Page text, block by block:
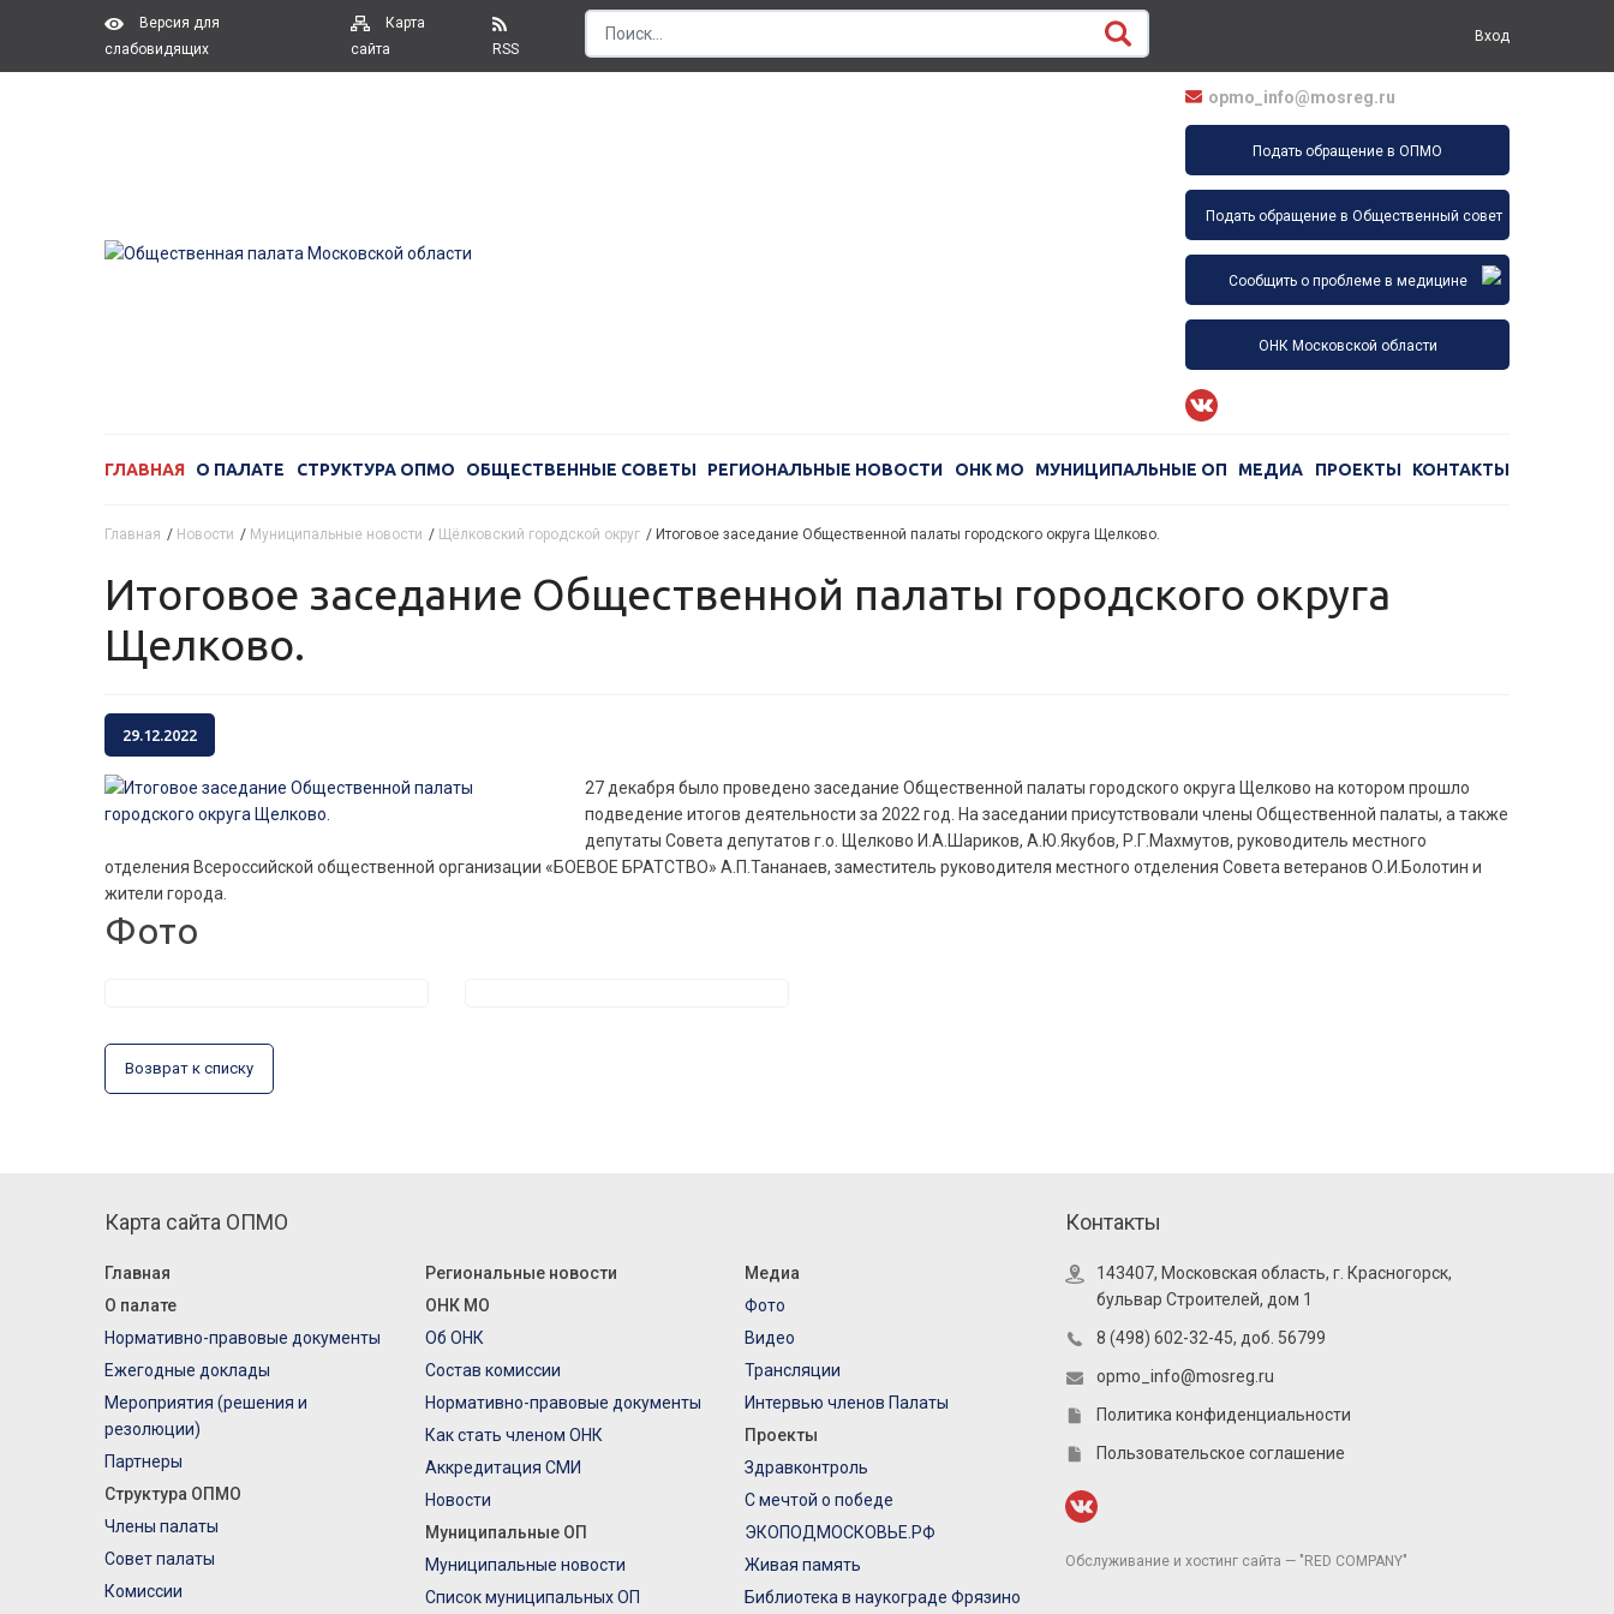
Версия для
слабовидящих
Карта
сайта
RSS
Вход
opmo_info@mosreg.ru
Подать обращение в ОПМО
Подать обращение в Общественный совет
Сообщить о проблеме в медицине
ОНК Московской области
ГЛАВНАЯ О ПАЛАТЕ СТРУКТУРА ОПМО ОБЩЕСТВЕННЫЕ СОВЕТЫ РЕГИОНАЛЬНЫЕ НОВОСТИ ОНК МО МУНИЦИПАЛЬНЫЕ ОП МЕДИА ПРОЕКТЫ КОНТАКТЫ
Главная / Новости / Муниципальные новости / Щёлковский городской округ / Итоговое заседание Общественной палаты городского округа Щелково.
Итоговое заседание Общественной палаты городского округа
Щелково.
29.12.2022
27 декабря было проведено заседание Общественной палаты городского округа Щелково на котором прошло
подведение итогов деятельности за 2022 год. На заседании присутствовали члены Общественной палаты, а также
депутаты Совета депутатов г.о. Щелково И.А.Шариков, А.Ю.Якубов, Р.Г.Махмутов, руководитель местного
отделения Всероссийской общественной организации «БОЕВОЕ БРАТСТВО» А.П.Тананаев, заместитель руководителя местного отделения Совета ветеранов О.И.Болотин и
жители города.
Фото
Возврат к списку
Карта сайта ОПМО
Главная
О палате
Нормативно-правовые документы
Ежегодные доклады
Мероприятия (решения и
резолюции)
Партнеры
Структура ОПМО
Члены палаты
Совет палаты
Комиссии
Региональные новости
ОНК МО
Об ОНК
Состав комиссии
Нормативно-правовые документы
Как стать членом ОНК
Аккредитация СМИ
Новости
Муниципальные ОП
Муниципальные новости
Список муниципальных ОП
Медиа
Фото
Видео
Трансляции
Интервью членов Палаты
Проекты
Здравконтроль
С мечтой о победе
ЭКОПОДМОСКОВЬЕ.РФ
Живая память
Библиотека в наукограде Фрязино
Контакты
143407, Московская область, г. Красногорск,
бульвар Строителей, дом 1
8 (498) 602-32-45, доб. 56799
opmo_info@mosreg.ru
Политика конфиденциальности
Пользовательское соглашение
Обслуживание и хостинг сайта — "RED COMPANY"